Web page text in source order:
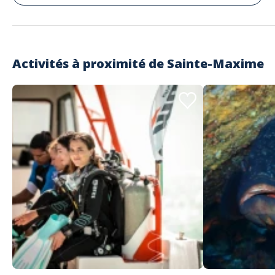
Activités à proximité de Sainte-Maxime